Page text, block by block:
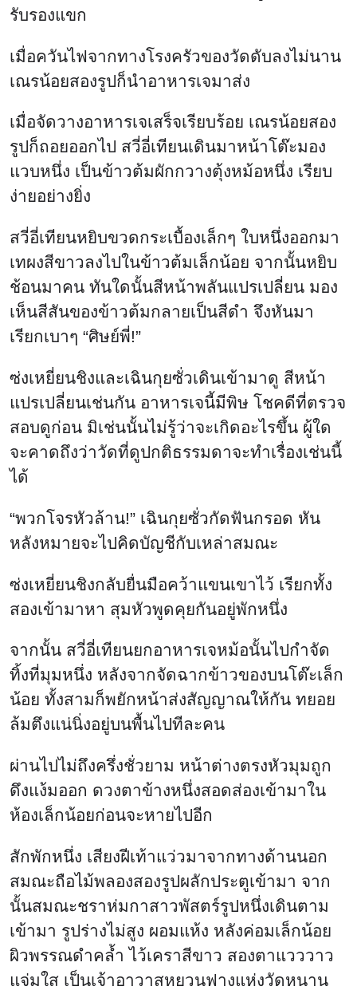
รับรองแขก
เมื่อควันไฟจากทางโรงครัวของวัดดับลงไม่นาน
เณรน้อยสองรูปก็นำอาหารเจมาส่ง
เมื่อจัดวางอาหารเจเสร็จเรียบร้อย เณรน้อยสอง
รูปก็ถอยออกไป สวี่อี่เทียนเดินมาหน้าโต๊ะมอง
แวบหนึ่ง เป็นข้าวต้มผักกวางตุ้งหม้อหนึ่ง เรียบ
ง่ายอย่างยิ่ง
สวี่อี่เทียนหยิบขวดกระเบื้องเล็กๆ ใบหนึ่งออกมา
เทผงสีขาวลงไปในข้าวต้มเล็กน้อย จากนั้นหยิบ
ช้อนมาคน ทันใดนั้นสีหน้าพลันแปรเปลี่ยน มอง
เห็นสีสันของข้าวต้มกลายเป็นสีดำ จึงหันมา
เรียกเบาๆ “ศิษย์พี่!”
ซ่งเหยี่ยนชิงและเฉินกุยซั่วเดินเข้ามาดู สีหน้า
แปรเปลี่ยนเช่นกัน อาหารเจนี้มีพิษ โชคดีที่ตรวจ
สอบดูก่อน มิเช่นนั้นไม่รู้ว่าจะเกิดอะไรขึ้น ผู้ใด
จะคาดถึงว่าวัดที่ดูปกติธรรมดาจะทำเรื่องเช่นนี้
ได้
“พวกโจรหัวล้าน!” เฉินกุยซั่วกัดฟันกรอด หัน
หลังหมายจะไปคิดบัญชีกับเหล่าสมณะ
ซ่งเหยี่ยนชิงกลับยื่นมือคว้าแขนเขาไว้ เรียกทั้ง
สองเข้ามาหา สุมหัวพูดคุยกันอยู่พักหนึ่ง
จากนั้น สวี่อี่เทียนยกอาหารเจหม้อนั้นไปกำจัด
ทิ้งที่มุมหนึ่ง หลังจากจัดฉากข้าวของบนโต๊ะเล็ก
น้อย ทั้งสามก็พยักหน้าส่งสัญญาณให้กัน ทยอย
ล้มตึงแน่นิ่งอยู่บนพื้นไปทีละคน
ผ่านไปไม่ถึงครึ่งชั่วยาม หน้าต่างตรงหัวมุมถูก
ดึงแง้มออก ดวงตาข้างหนึ่งสอดส่องเข้ามาใน
ห้องเล็กน้อยก่อนจะหายไปอีก
สักพักหนึ่ง เสียงฝีเท้าแว่วมาจากทางด้านนอก
สมณะถือไม้พลองสองรูปผลักประตูเข้ามา จาก
นั้นสมณะชราห่มกาสาวพัสตร์รูปหนึ่งเดินตาม
เข้ามา รูปร่างไม่สูง ผอมแห้ง หลังค่อมเล็กน้อย
ผิวพรรณดำคล้ำ ไว้เคราสีขาว สองตาแวววาว
แจ่มใส เป็นเจ้าอาวาสหยวนฟางแห่งวัดหนาน